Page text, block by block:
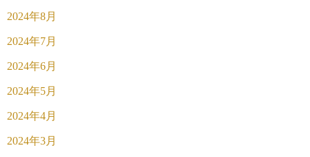
2024年8月
2024年7月
2024年6月
2024年5月
2024年4月
2024年3月